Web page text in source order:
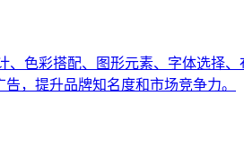
色彩搭配、图形元素、字体选择
，提升品牌知名度和市场竞争力。